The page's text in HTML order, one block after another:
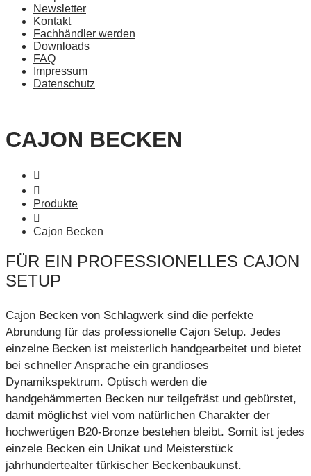
Newsletter
Kontakt
Fachhändler werden
Downloads
FAQ
Impressum
Datenschutz
CAJON BECKEN
Produkte
Cajon Becken
FÜR EIN PROFESSIONELLES CAJON
SETUP
Cajon Becken von Schlagwerk sind die perfekte
Abrundung für das professionelle Cajon Setup. Jedes
einzelne Becken ist meisterlich handgearbeitet und bietet
bei schneller Ansprache ein grandioses
Dynamikspektrum. Optisch werden die
handgehämmerten Becken nur teilgefräst und gebürstet,
damit möglichst viel vom natürlichen Charakter der
hochwertigen B20-Bronze bestehen bleibt. Somit ist jedes
einzele Becken ein Unikat und Meisterstück
jahrhundertealter türkischer Beckenbaukunst.